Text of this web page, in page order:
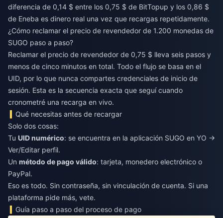
diferencia de 0,14 $ entre los 0,75 $ de BitTopup y los 0,86 $
de Eneba es dinero real una vez que recargas repetidamente.
¿Cómo reclamar el precio de revendedor de 1.200 monedas de
SUGO paso a paso?
Reclamar el precio de revendedor de 0,75 $ lleva seis pasos y
menos de cinco minutos en total. Todo el flujo se basa en el
UID, por lo que nunca compartes credenciales de inicio de
sesión. Esta es la secuencia exacta que seguí cuando
cronometré una recarga en vivo.
Qué necesitas antes de recargar
Solo dos cosas:
Tu UID numérico: se encuentra en la aplicación SUGO en YO →
Ver/Editar perfil.
Un método de pago válido: tarjeta, monedero electrónico o
PayPal.
Eso es todo. Sin contraseña, sin vinculación de cuenta. Si una
plataforma pide más, vete.
Guía paso a paso del proceso de pago